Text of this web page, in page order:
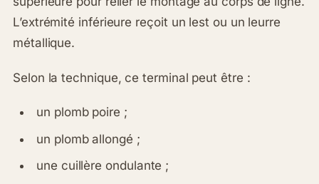
L’extrémité inférieure reçoit un lest ou un leurre
métallique.
Selon la technique, ce terminal peut être :
un plomb poire ;
un plomb allongé ;
une cuillère ondulante ;